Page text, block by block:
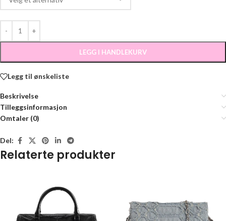
LEGG I HANDLEKURV
Legg til ønskeliste
Beskrivelse
Tilleggsinformasjon
Omtaler (0)
Del:
Relaterte produkter